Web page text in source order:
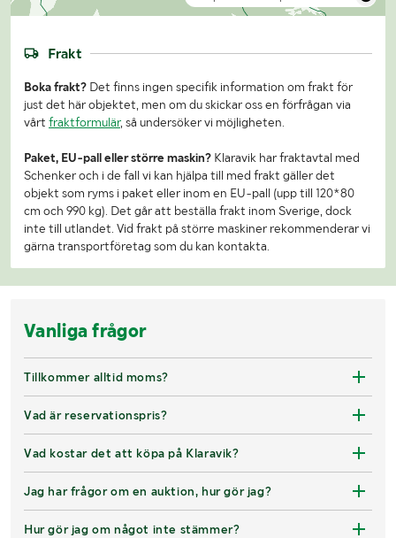
Frakt
Boka frakt? Det finns ingen specifik information om frakt för
just det här objektet, men om du skickar oss en förfrågan via
vårt fraktformulär, så undersöker vi möjligheten.
Paket, EU-pall eller större maskin? Klaravik har fraktavtal med
Schenker och i de fall vi kan hjälpa till med frakt gäller det
objekt som ryms i paket eller inom en EU-pall (upp till 120*80
cm och 990 kg). Det går att beställa frakt inom Sverige, dock
inte till utlandet. Vid frakt på större maskiner rekommenderar vi
gärna transportföretag som du kan kontakta.
Vanliga frågor
Tillkommer alltid moms?
Vad är reservationspris?
Vad kostar det att köpa på Klaravik?
Jag har frågor om en auktion, hur gör jag?
Hur gör jag om något inte stämmer?